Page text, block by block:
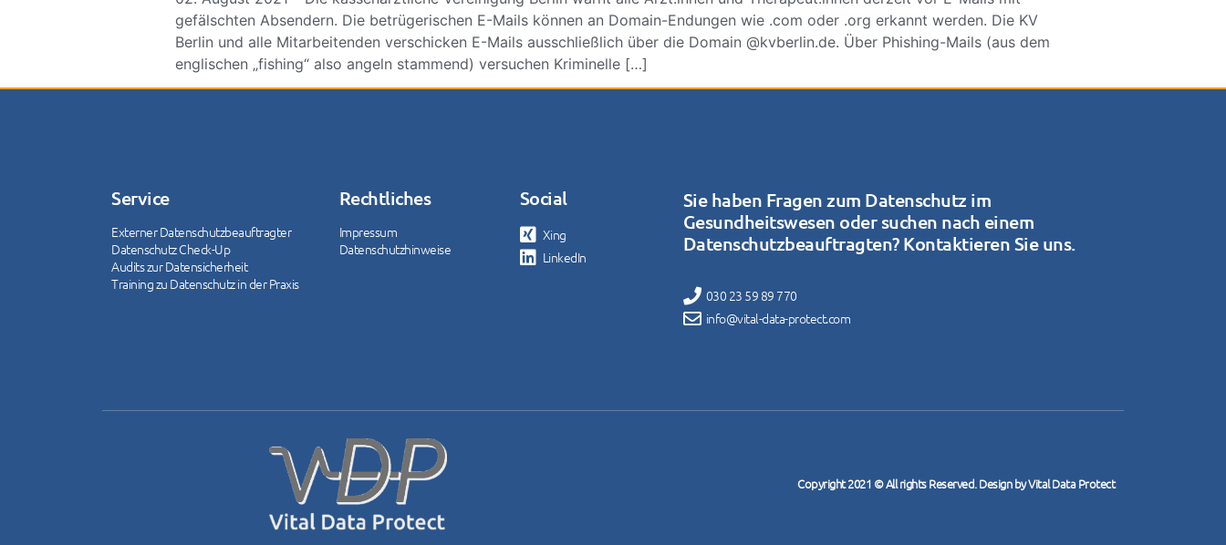
gefälschten Absendern. Die betrügerischen E-Mails können an Domain-Endungen wie .com oder .org erkannt werden. Die KV
Berlin und alle Mitarbeitenden verschicken E-Mails ausschließlich über die Domain @kvberlin.de. Über Phishing-Mails (aus dem
englischen „fishing“ also angeln stammend) versuchen Kriminelle […]
Service
Externer Datenschutzbeauftragter
Datenschutz Check-Up
Audits zur Datensicherheit
Training zu Datenschutz in der Praxis
Rechtliches
Impressum
Datenschutzhinweise
Social
Xing
LinkedIn
Sie haben Fragen zum Datenschutz im
Gesundheitswesen oder suchen nach einem
Datenschutzbeauftragten? Kontaktieren Sie uns.
030 23 59 89 770
info@vital-data-protect.com
Copyright 2021 © All rights Reserved. Design by Vital Data Protect